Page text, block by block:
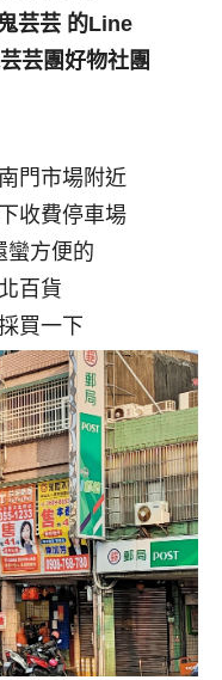
芸芸 的Line
芸團好物社團
門市場附近
收費停車場
蠻方便的
百貨
買一下